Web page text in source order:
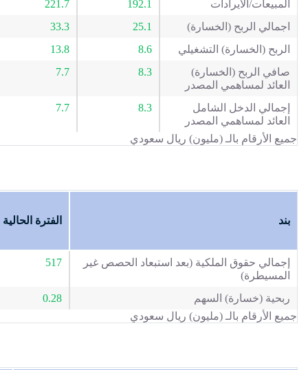
المبيعات/الايرادات 192.1
221.7
اجمالي الربح (الخسارة)
25.1
33.3
الربح (الخسارة) التشغيلي
8.6
13.8
صافي الربح (الخسارة)
العائد لمساهمي المصدر
8.3
7.7
إجمالي الدخل الشامل
العائد لمساهمي المصدر
8.3
7.7
جميع الأرقام بالـ (مليون) ريال سعودي
بند الفترة الحالية
إجمالي حقوق الملكية (بعد استبعاد الحصص غير
المسيطرة)
517
ربحية (خسارة) السهم
0.28
جميع الأرقام بالـ (مليون) ريال سعودي